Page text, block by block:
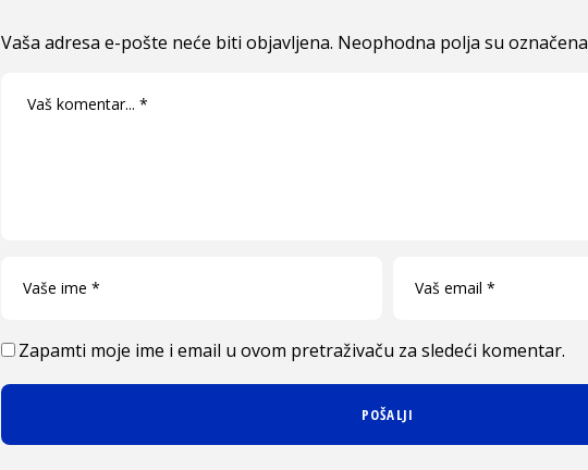
Vaša adresa e-pošte neće biti objavljena. Neophodna polja su označena
Zapamti moje ime i email u ovom pretraživaču za sledeći komentar.